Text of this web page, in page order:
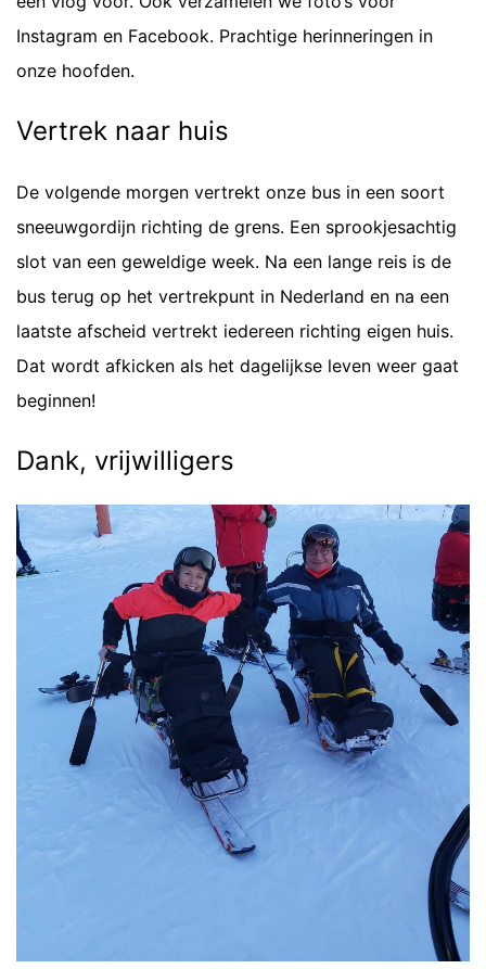
Instagram en Facebook. Prachtige herinneringen in
onze hoofden.
Vertrek naar huis
De volgende morgen vertrekt onze bus in een soort
sneeuwgordijn richting de grens. Een sprookjesachtig
slot van een geweldige week. Na een lange reis is de
bus terug op het vertrekpunt in Nederland en na een
laatste afscheid vertrekt iedereen richting eigen huis.
Dat wordt afkicken als het dagelijkse leven weer gaat
beginnen!
Dank, vrijwilligers